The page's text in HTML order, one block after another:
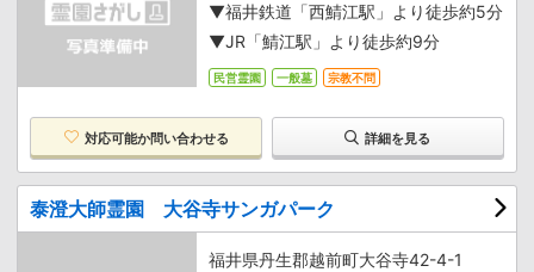
▼福井鉄道「西鯖江駅」より徒歩約5分
▼JR「鯖江駅」より徒歩約9分
民営霊園 一般墓 宗教不問
対応可能か問い合わせる 詳細を見る
泰澄大師霊園 大谷寺サンガパーク
福井県丹生郡越前町大谷寺42-4-1